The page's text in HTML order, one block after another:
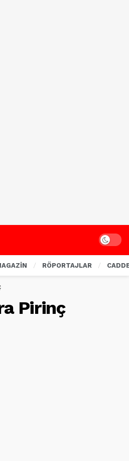
Dark
RÖPORTAJLAR
Pirinç